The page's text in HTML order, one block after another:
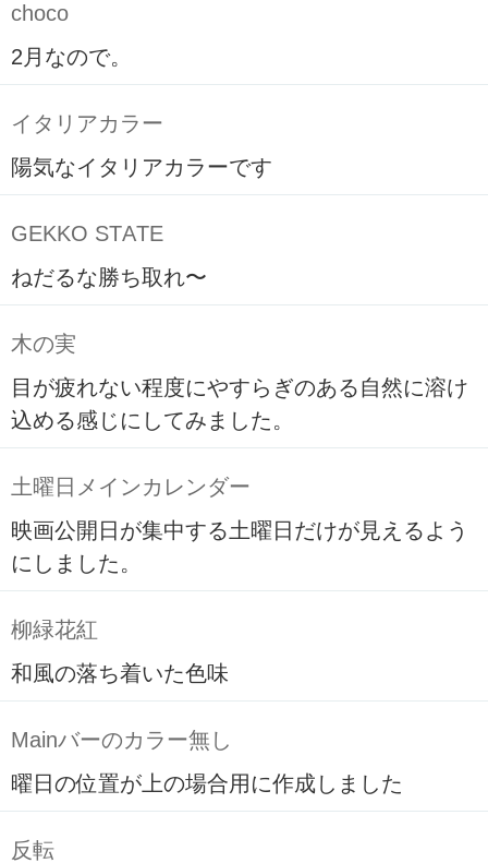
choco
2月なので。
イタリアカラー
陽気なイタリアカラーです
GEKKO STATE
ねだるな勝ち取れ〜
木の実
目が疲れない程度にやすらぎのある自然に溶け
込める感じにしてみました。
土曜日メインカレンダー
映画公開日が集中する土曜日だけが見えるよう
にしました。
柳緑花紅
和風の落ち着いた色味
Mainバーのカラー無し
曜日の位置が上の場合用に作成しました
反転